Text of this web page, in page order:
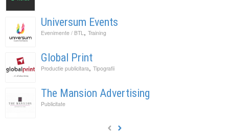
Universum Events
Evenimente / BTL , Training
Global Print
Productie publicitara, Tipografii
The Mansion Advertising
Publicitate